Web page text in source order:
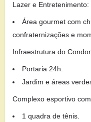
Lazer e Entretenimento:
Área gourmet com
confraternizações e
Infraestrutura do
Portaria 24h.
Jardim e áreas
Complexo esportivo
1 quadra de tênis.